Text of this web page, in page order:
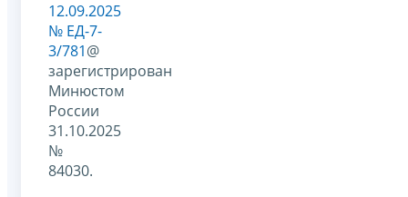
12.09.2025
№ ЕД-7-
3/781@
зарегистрирован
Минюстом
России
31.10.2025
№
84030.